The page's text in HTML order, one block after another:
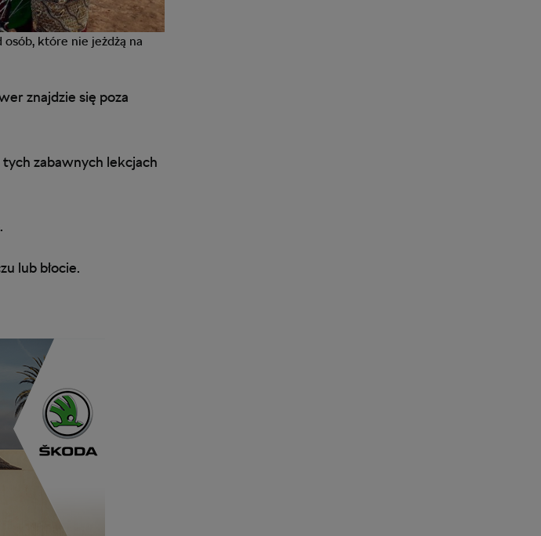
które nie jeżdżą na
znajdzie się poza
zabawnych lekcjach
lub błocie.